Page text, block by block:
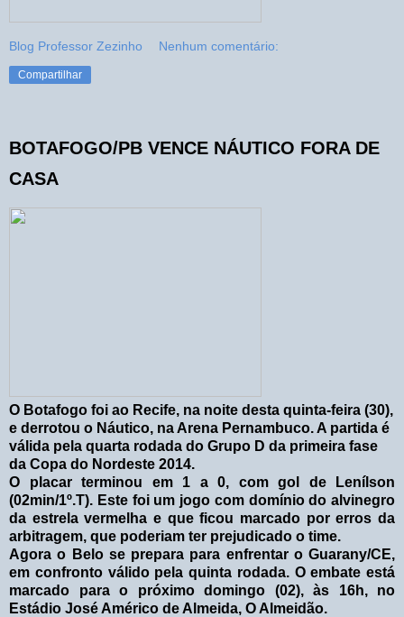
Blog Professor Zezinho Nenhum comentário:
Compartilhar
BOTAFOGO/PB VENCE NÁUTICO FORA DE
CASA
O Botafogo foi ao Recife, na noite desta quinta-feira (30),
e derrotou o Náutico, na Arena Pernambuco. A partida é
válida pela quarta rodada do Grupo D da primeira fase
da Copa do Nordeste 2014.
O placar terminou em 1 a 0, com gol de Lenílson
(02min/1º.T). Este foi um jogo com domínio do alvinegro
da estrela vermelha e que ficou marcado por erros da
arbitragem, que poderiam ter prejudicado o time.
Agora o Belo se prepara para enfrentar o Guarany/CE,
em confronto válido pela quinta rodada. O embate está
marcado para o próximo domingo (02), às 16h, no
Estádio José Américo de Almeida, O Almeidão.